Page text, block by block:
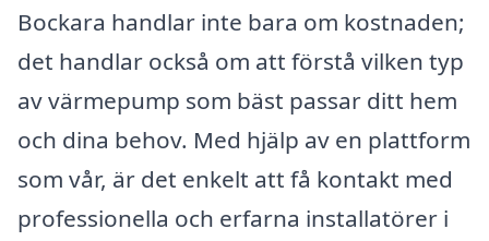
Bockara handlar inte bara om kostnaden;
det handlar också om att förstå vilken typ
av värmepump som bäst passar ditt hem
och dina behov. Med hjälp av en plattform
som vår, är det enkelt att få kontakt med
professionella och erfarna installatörer i